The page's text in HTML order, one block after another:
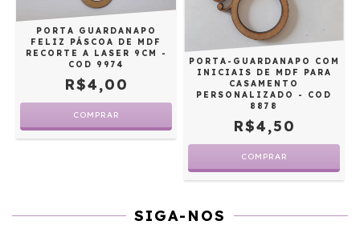
PORTA GUARDANAPO
FELIZ PÁSCOA DE MDF
RECORTE A LASER 9CM -
COD 9974
R$4,00
PORTA-GUARDANAPO COM
INICIAIS DE MDF PARA
CASAMENTO
PERSONALIZADO - COD
8878
R$4,50
SIGA-NOS